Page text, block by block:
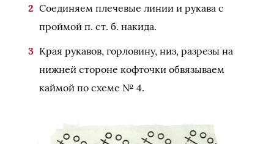
Соединяем плечевые линии и рукава с
проймой п. ст. б. накида.
Края рукавов, горловину, низ, разрезы на
нижней стороне кофточки обвязываем
каймой по схеме № 4.